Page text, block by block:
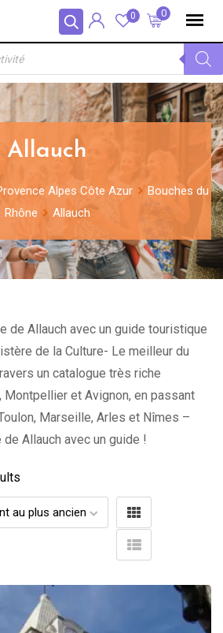
cookies 0
0
Allauch
Alpes Côte Azur
Bouches du
Rhône
Allauch
de Allauch avec un guide touristique
de la Culture- Le meilleur du
un catalogue très riche
Montpellier et Avignon, en passant
Marseille, Arles et Nîmes –
Allauch avec un guide !